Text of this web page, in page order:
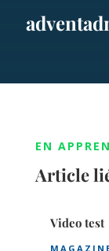
EN
Article
Video test